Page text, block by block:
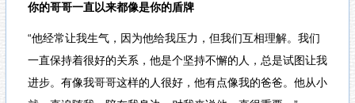
你的哥哥一直以来都像是你的盾牌
“他经常让我生气，因为他给我压力，但我们互相理解。我们
一直保持着很好的关系，他是个坚持不懈的人，总是试图让我
进步。有像我哥哥这样的人很好，他有点像我的爸爸。他从小